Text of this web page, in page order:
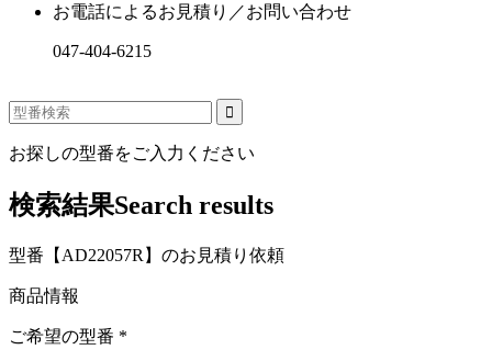
お電話によるお見積り／お問い合わせ
047-404-6215
お探しの型番をご入力ください
検索結果Search results
型番【AD22057R】のお見積り依頼
商品情報
ご希望の型番 *